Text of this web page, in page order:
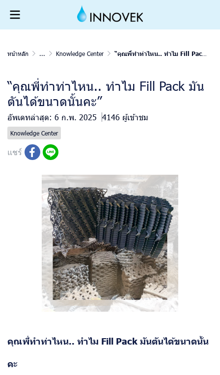
หน้าหลัก ... Knowledge Center “คุณพี่ทำท่าไหน.. ทำไม Fill Pack มันตันได้ขนาดนั้นคะ”
“คุณพี่ทำท่าไหน.. ทำไม Fill Pack มัน
ตันได้ขนาดนั้นคะ”
อัพเดทล่าสุด: 6 ก.พ. 2025 4146 ผู้เข้าชม
Knowledge Center
แชร์
คุณพี่ทำท่าไหน.. ทำไม Fill Pack มันตันได้ขนาดนั้น
คะ